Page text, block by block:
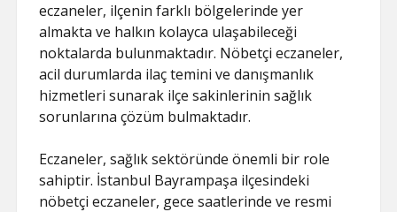
eczaneler, ilçenin farklı bölgelerinde yer
almakta ve halkın kolayca ulaşabileceği
noktalarda bulunmaktadır. Nöbetçi eczaneler,
acil durumlarda ilaç temini ve danışmanlık
hizmetleri sunarak ilçe sakinlerinin sağlık
sorunlarına çözüm bulmaktadır.
Eczaneler, sağlık sektöründe önemli bir role
sahiptir. İstanbul Bayrampaşa ilçesindeki
nöbetçi eczaneler, gece saatlerinde ve resmi